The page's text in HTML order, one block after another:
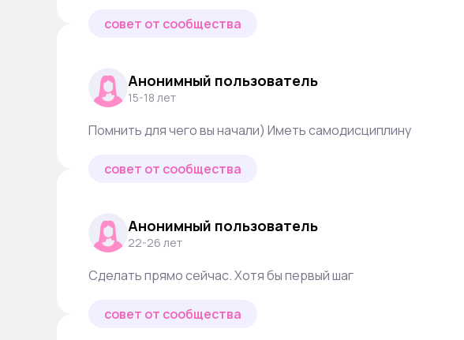
совет от сообщества
Анонимный пользователь
15-18 лет
Помнить для чего вы начали) Иметь самодисциплину
совет от сообщества
Анонимный пользователь
22-26 лет
Сделать прямо сейчас. Хотя бы первый шаг
совет от сообщества